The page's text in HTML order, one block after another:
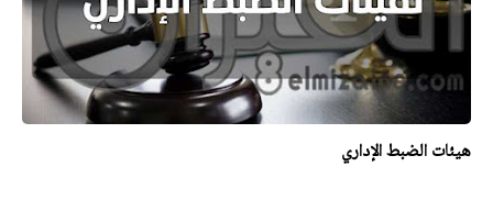
هيئات الضبط الإداري